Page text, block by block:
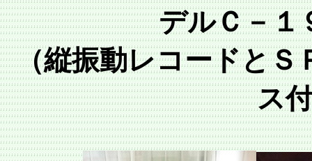
デルＣ－１
（縦振動レコードと
ス